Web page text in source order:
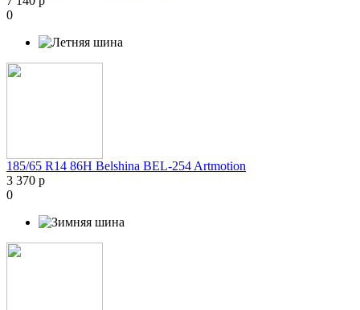
0
185/65 R14 86H Belshina BEL-254 Artmotion
3 370 р
0